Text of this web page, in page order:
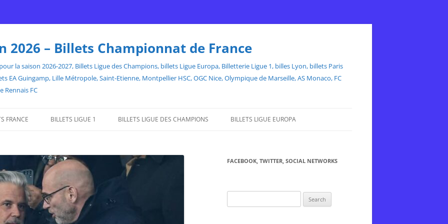
2026 – Billets Championnat de France
la saison 2026-2027, Billets Ligue des Champions, billets Ligue Europa, Billetterie Ligue 1, billes Lyon, billets Paris
EA Guingamp, Lille Métropole, Saint-Etienne, Montpellier HSC, OGC Nice, Olympique de Marseille, AS Monaco, FC
Rennais FC
FRANCE BILLETS LIGUE 1 BILLETS LIGUE DES CHAMPIONS BILLETS LIGUE EUROPA
FACEBOOK, TWITTER, SOCIAL NETWORKS
for: